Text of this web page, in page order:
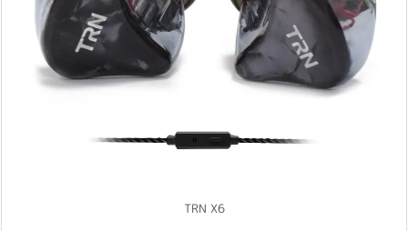
TRN X6